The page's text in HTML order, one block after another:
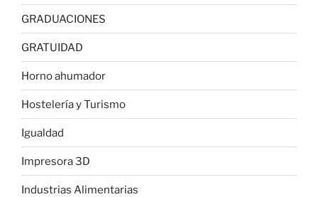
GRADUACIONES
GRATUIDAD
Horno ahumador
Hostelería y Turismo
Igualdad
Impresora 3D
Industrias Alimentarias